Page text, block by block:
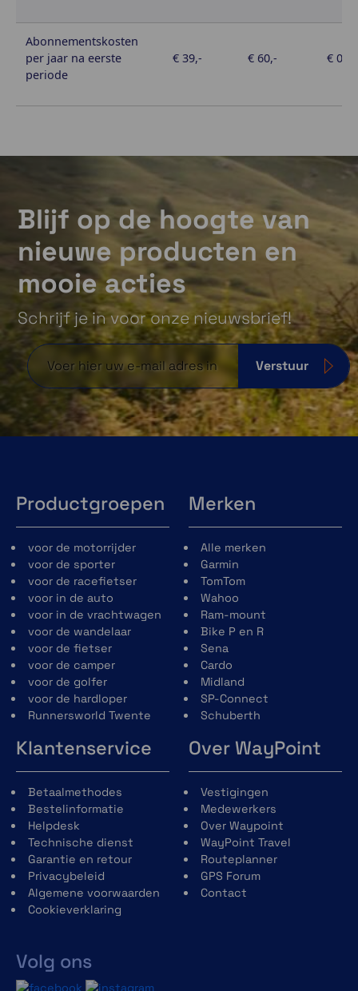
Abonnementskosten
per jaar na eerste
periode
€ 39,- € 60,- € 0,-
Blijf op de hoogte van
nieuwe producten en
mooie acties
Schrijf je in voor onze nieuwsbrief!
Verstuur
Productgroepen
voor de motorrijder
voor de sporter
voor de racefietser
voor in de auto
voor in de vrachtwagen
voor de wandelaar
voor de fietser
voor de camper
voor de golfer
voor de hardloper
Runnersworld Twente
Merken
Alle merken
Garmin
TomTom
Wahoo
Ram-mount
Bike P en R
Sena
Cardo
Midland
SP-Connect
Schuberth
Klantenservice
Betaalmethodes
Bestelinformatie
Helpdesk
Technische dienst
Garantie en retour
Privacybeleid
Algemene voorwaarden
Cookieverklaring
Volg ons
Over WayPoint
Vestigingen
Medewerkers
Over Waypoint
WayPoint Travel
Routeplanner
GPS Forum
Contact